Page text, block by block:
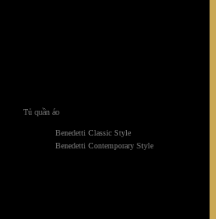
Tủ quần áo
Benedetti Classic Style
Benedetti Contemporary Style